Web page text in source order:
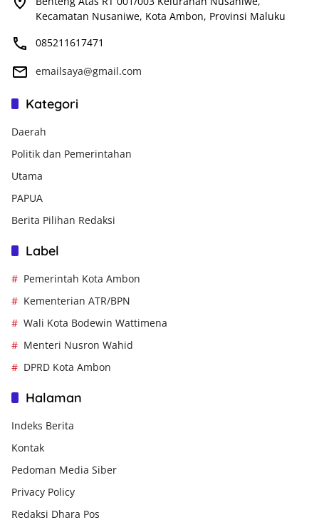
Kecamatan Nusaniwe, Kota Ambon, Provinsi Maluku
085211617471
emailsaya@gmail.com
Kategori
Daerah
Politik dan Pemerintahan
Utama
PAPUA
Berita Pilihan Redaksi
Label
Pemerintah Kota Ambon
Kementerian ATR/BPN
Wali Kota Bodewin Wattimena
Menteri Nusron Wahid
DPRD Kota Ambon
Halaman
Indeks Berita
Kontak
Pedoman Media Siber
Privacy Policy
Redaksi Dhara Pos